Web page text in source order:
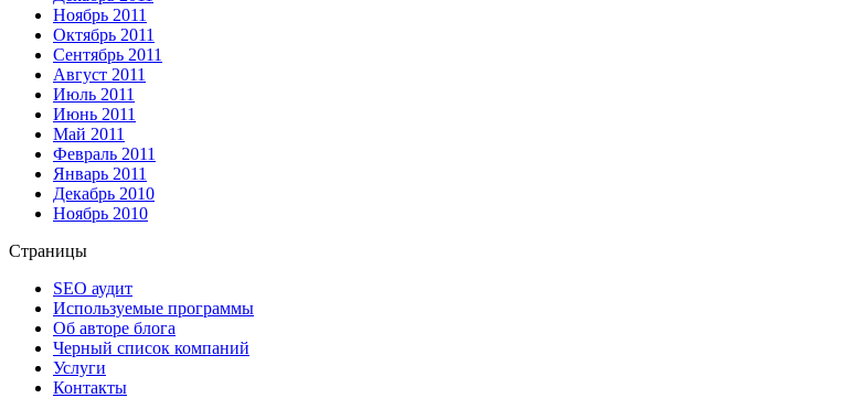
Ноябрь 2011
Октябрь 2011
Сентябрь 2011
Август 2011
Июль 2011
Июнь 2011
Май 2011
Февраль 2011
Январь 2011
Декабрь 2010
Ноябрь 2010
Страницы
SEO аудит
Используемые программы
Об авторе блога
Черный список компаний
Услуги
Контакты